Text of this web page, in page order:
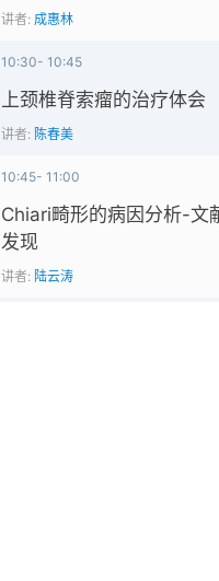
讲者: 成惠林
10:30- 10:45
上颈椎脊索瘤的治疗体会
讲者: 陈春美
10:45- 11:00
Chiari畸形的病因分析-文
发现
讲者: 陆云涛